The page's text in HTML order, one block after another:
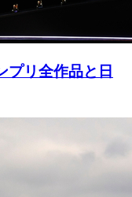
プリ全作品と日